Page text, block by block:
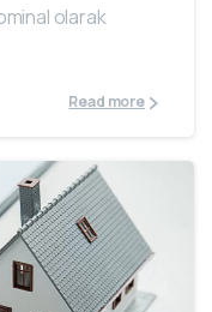
olarak
Read more